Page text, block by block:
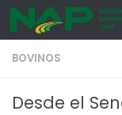
Skip to content
BOVINOS
Desde el